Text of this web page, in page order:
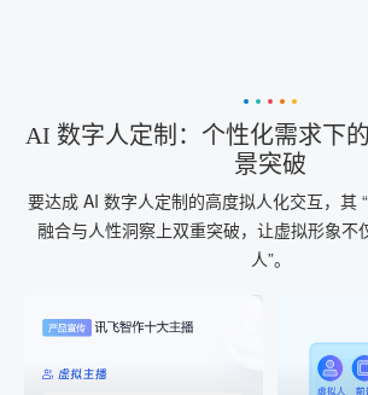
AI 数字人定制：个性化需求下
景突破
要达成 AI 数字人定制的高度拟人化交互，其
融合与人性洞察上双重突破，让虚拟形象不
人”。
AI配音
AI+音